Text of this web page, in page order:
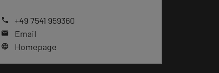
phone +49 7541 959360
mail Email
language Homepage